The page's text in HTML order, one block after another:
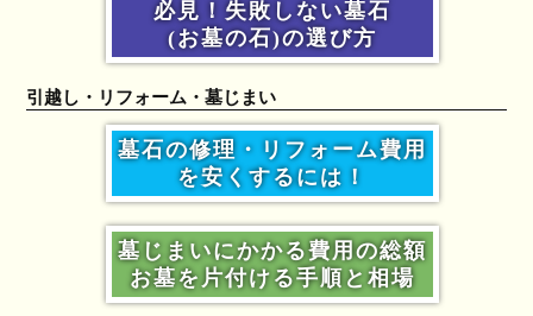
必見！失敗しない墓石
(お墓の石)の選び方
引越し・リフォーム・墓じまい
墓石の修理・リフォーム費用
を安くするには！
墓じまいにかかる費用の総額
お墓を片付ける手順と相場